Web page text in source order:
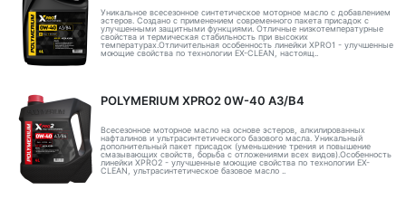
Уникальное всесезонное синтетическое моторное масло с добавлением
эстеров. Создано с применением современного пакета присадок с
улучшенными защитными функциями. Отличные низкотемпературные
свойства и термическая стабильность при высоких
температурах.Отличительная особенность линейки XPRO1 - улучшенные
моющие свойства по технологии EX-CLEAN, настоящ..
POLYMERIUM XPRO2 0W-40 A3/B4
Всесезонное моторное масло на основе эстеров, алкилированных
нафталинов и ультрасинтетического базового масла. Уникальный
дополнительный пакет присадок (уменьшение трения и повышение
смазывающих свойств, борьба с отложениями всех видов).Особенность
линейки XPRO2 - улучшенные моющие свойства по технологии EX-
CLEAN, ультрасинтетическое базовое масло ..